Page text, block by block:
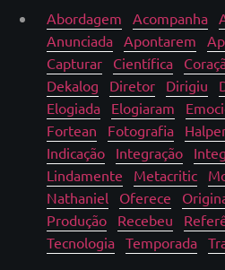
Abordagem Acompanha
Anunciada Apontarem
Capturar
Científica
Dekalog
Diretor Dirigiu
Elogiada
Elogiaram
Fortean
Fotografia
Indicação
Integração
Lindamente
Metacritic
Nathaniel
Oferece
Produção
Recebeu
Tecnologia Temporada